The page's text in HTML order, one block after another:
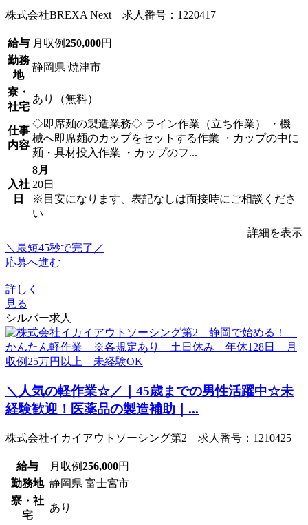
株式会社BREXA Next 求人番号：1220417
給与 月収例250,000円
勤務
地
静岡県 焼津市
寮・
社宅
あり（無料）
仕事
内容
◇即席麺の製造業務◇ ライン作業（立ち作業） ・機
械へ即席麺のカップをセットする作業 ・カップの中に
麺・具材投入作業 ・カップのフ...
入社
日
8月
20日
※目安になります、表記なしは面接時にご相談くださ
い
詳細を表示
＼最短45秒で完了／
応募へ進む
詳しく
見る
シルバー求人
＼人気の軽作業☆／｜45歳までの男性活躍中☆未
経験歓迎！医薬品の製造補助｜...
株式会社イカイアウトソーシング第2 求人番号：1210425
給与 月収例256,000円
勤務地 静岡県 富士宮市
寮・社
宅
あり